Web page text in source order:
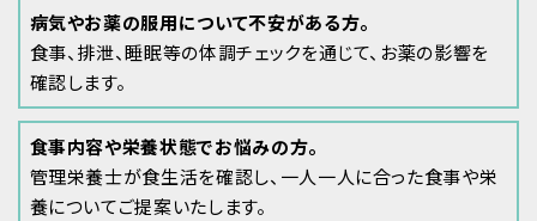
病気やお薬の服用について不安がある方。
食事、排泄、睡眠等の体調チェックを通じて、お薬の影響を
確認します。
食事内容や栄養状態でお悩みの方。
管理栄養士が食生活を確認し、一人一人に合った食事や栄
養についてご提案いたします。